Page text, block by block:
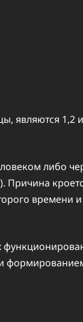
являются 1,2
либо
Причина
времени
и